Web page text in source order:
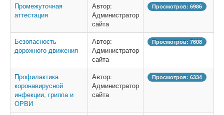
Промежуточная
аттестация
Автор:
Администратор
сайта
Просмотров: 6986
Безопасность
дорожного движения
Автор:
Администратор
сайта
Просмотров: 7608
Профилактика
коронавирусной
инфекции, гриппа и
ОРВИ
Автор:
Администратор
сайта
Просмотров: 6334